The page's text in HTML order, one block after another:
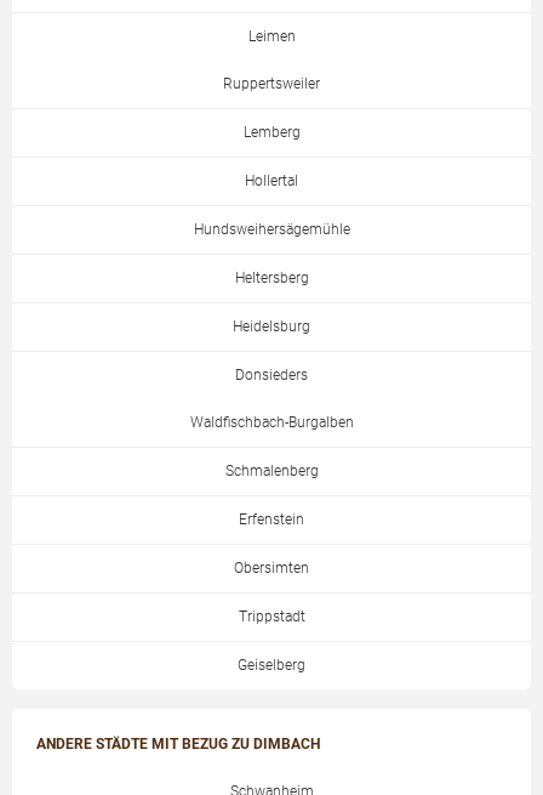
Leimen
Ruppertsweiler
Lemberg
Hollertal
Hundsweihersägemühle
Heltersberg
Heidelsburg
Donsieders
Waldfischbach-Burgalben
Schmalenberg
Erfenstein
Obersimten
Trippstadt
Geiselberg
ANDERE STÄDTE MIT BEZUG ZU DIMBACH
Schwanheim